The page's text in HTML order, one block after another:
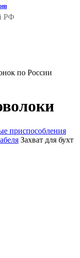
РФ
по России
приспособления
Захват для бухт